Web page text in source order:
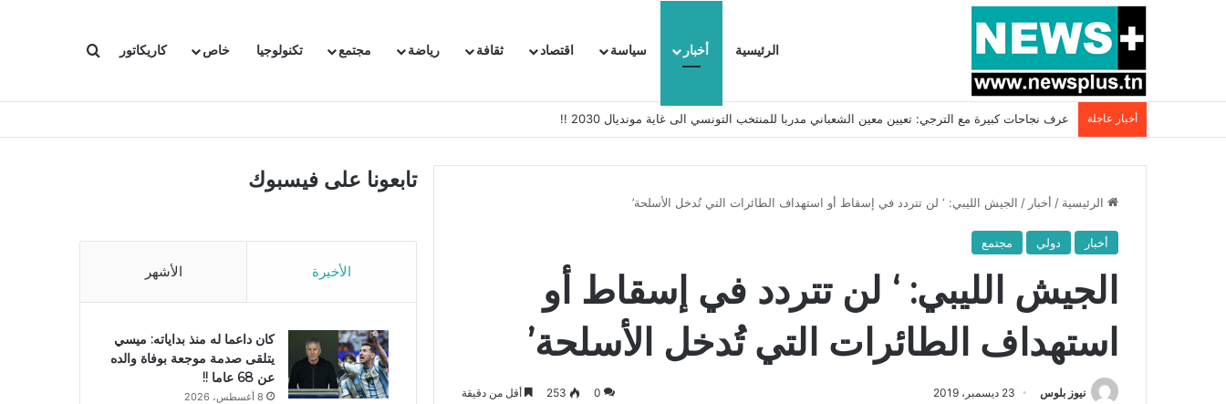
الرئيسية أخبار سياسة اقتصاد ثقافة رياضة مجتمع تكنولوجيا خاص كاريكاتور بحث عن
أخبار عاجلة بسبب المرزوقي وبتكليف من سعيّد: الخارجية تستدعي السفيرة الفرنسية بتونس وتبلغها احتجاجا شديد اللهجة !!
الرئيسية / أخبار / الجيش الليبي: ‘ لن تتردد في إسقاط أو استهداف الطائرات التي تُدخل الأسلحة’
أخبار دولي مجتمع
الجيش الليبي: ‘ لن تتردد في إسقاط أو
استهداف الطائرات التي تُدخل الأسلحة’
نيوز بلوس 23 ديسمبر، 2019 0
253 أقل من دقيقة
تابعونا على فيسبوك
الأخيرة الأشهر
كان داعما له منذ بداياته: ميسي
يتلقى صدمة موجعة بوفاة والده
عن 68 عاما !!
8 أغسطس، 2026